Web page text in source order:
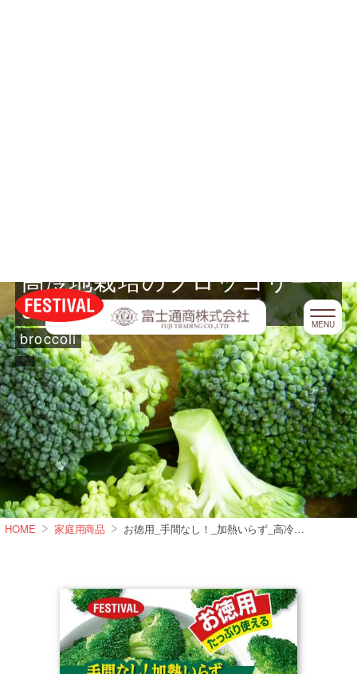
お問い合わせ
350g
broccoli
HOME 家庭用商品 お徳用_手間なし！_加熱いらず_高冷地栽培のブロッコリー350g